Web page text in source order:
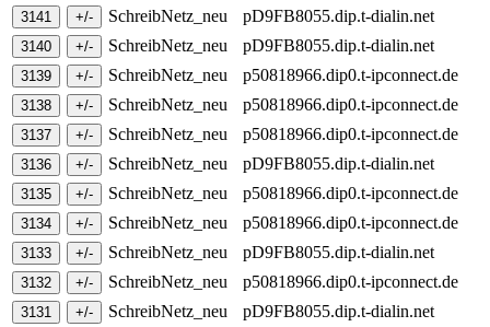
SchreibNetz_neu
pD9FB8055.dip.t-dialin.net
SchreibNetz_neu
pD9FB8055.dip.t-dialin.net
SchreibNetz_neu
p50818966.dip0.t-ipconnect.de
SchreibNetz_neu
p50818966.dip0.t-ipconnect.de
SchreibNetz_neu
p50818966.dip0.t-ipconnect.de
SchreibNetz_neu
pD9FB8055.dip.t-dialin.net
SchreibNetz_neu
p50818966.dip0.t-ipconnect.de
SchreibNetz_neu
p50818966.dip0.t-ipconnect.de
SchreibNetz_neu
pD9FB8055.dip.t-dialin.net
SchreibNetz_neu
p50818966.dip0.t-ipconnect.de
SchreibNetz_neu
pD9FB8055.dip.t-dialin.net